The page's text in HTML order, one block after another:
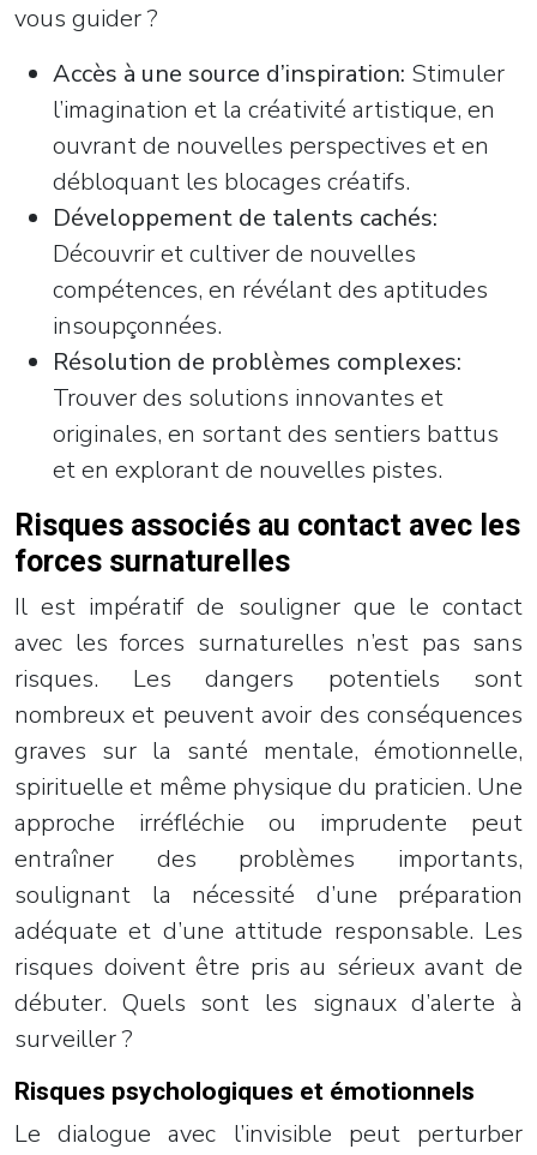
vous guider ?
Accès à une source d’inspiration: Stimuler
l’imagination et la créativité artistique, en
ouvrant de nouvelles perspectives et en
débloquant les blocages créatifs.
Développement de talents cachés:
Découvrir et cultiver de nouvelles
compétences, en révélant des aptitudes
insoupçonnées.
Résolution de problèmes complexes:
Trouver des solutions innovantes et
originales, en sortant des sentiers battus
et en explorant de nouvelles pistes.
Risques associés au contact avec les
forces surnaturelles
Il est impératif de souligner que le contact
avec les forces surnaturelles n’est pas sans
risques. Les dangers potentiels sont
nombreux et peuvent avoir des conséquences
graves sur la santé mentale, émotionnelle,
spirituelle et même physique du praticien. Une
approche irréfléchie ou imprudente peut
entraîner des problèmes importants,
soulignant la nécessité d’une préparation
adéquate et d’une attitude responsable. Les
risques doivent être pris au sérieux avant de
débuter. Quels sont les signaux d’alerte à
surveiller ?
Risques psychologiques et émotionnels
Le dialogue avec l’invisible peut perturber